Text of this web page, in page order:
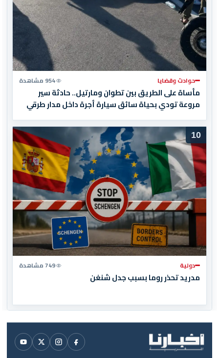
حوادث وقضايا 954 مشاهدة
مأساة على الطريق بين تطوان ومارتيل.. حادثة سير
مروعة تودي بحياة سائق سيارة أجرة داخل مدار طرقي
10
دولية 749 مشاهدة
مدريد تحذر روما بسبب جدل شنغن